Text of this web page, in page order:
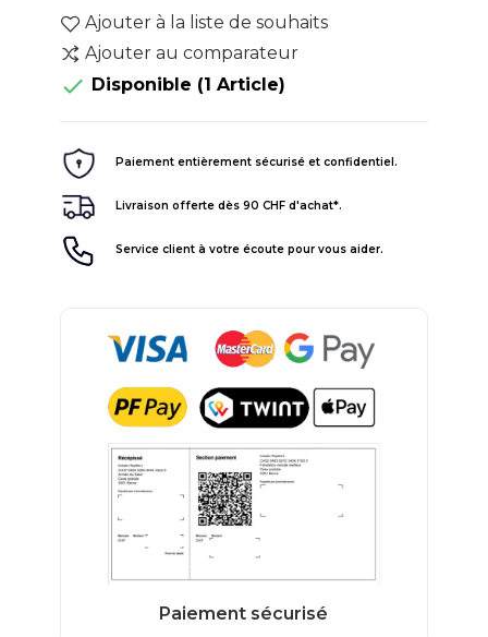
Ajouter à la liste de souhaits
Ajouter au comparateur
 Disponible (1 Article)
Paiement entièrement sécurisé et confidentiel.
Livraison offerte dès 90 CHF d'achat*.
Service client à votre écoute pour vous aider.